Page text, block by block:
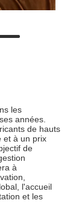
les
années.
de hauts
et à un prix
de
à
l'accueil
et les